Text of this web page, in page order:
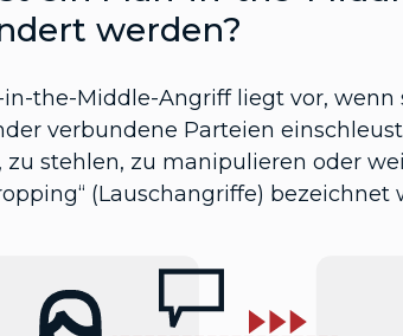
werden?
in-the-Middle-Angriff liegt vor,
verbundene Parteien
zu stehlen, zu manipulieren oder
(Lauschangriffe)